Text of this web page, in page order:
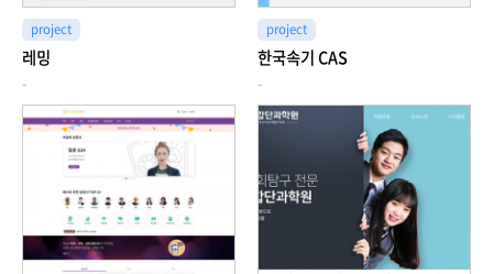
project
레밍
-
project
한국속기 CAS
-